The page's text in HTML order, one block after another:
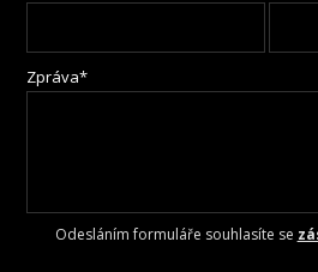
Zpráva*
Odesláním formuláře souhlasíte se